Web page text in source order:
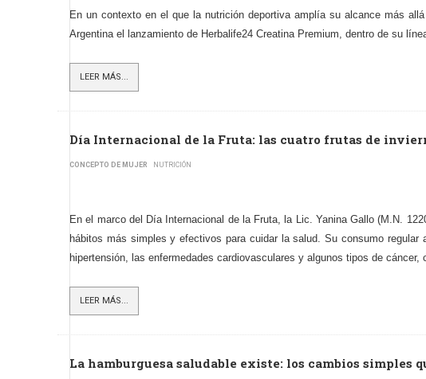
En un contexto en el que la nutrición deportiva amplía su alcance más
Argentina el lanzamiento de Herbalife24 Creatina Premium, dentro de su
LEER MÁS...
Día Internacional de la Fruta: las cuatro frutas de
CONCEPTO DE MUJER NUTRICIÓN
En el marco del Día Internacional de la Fruta, la Lic. Yanina Gallo (M.N.
hábitos más simples y efectivos para cuidar la salud. Su consumo
hipertensión, las enfermedades cardiovasculares y algunos tipos de cáncer,
LEER MÁS...
La hamburguesa saludable existe: los cambios simples